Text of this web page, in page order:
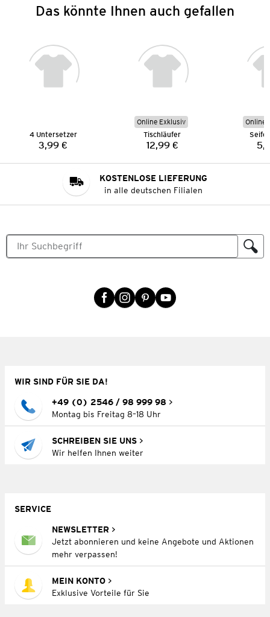
Das könnte Ihnen auch gefallen
4 Untersetzer
Preis:
3,99 €
Online Exklusiv
Tischläufer
Preis:
12,99 €
Online
KOSTENLOSE LIEFERUNG
in alle deutschen Filialen
WIR SIND FÜR SIE DA!
+49 (0) 2546 / 98 999 98
Montag bis Freitag 8–18 Uhr
SCHREIBEN SIE UNS
Wir helfen Ihnen weiter
SERVICE
NEWSLETTER
Jetzt abonnieren und keine Angebote und Aktionen
mehr verpassen!
MEIN KONTO
Exklusive Vorteile für Sie